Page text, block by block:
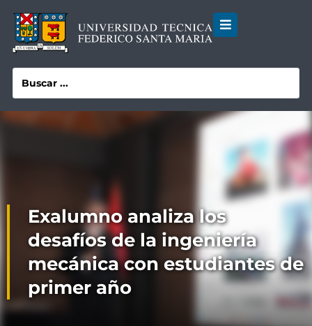
Exalumno analiza los
desafíos de la ingeniería
mecánica con estudiantes de
primer año